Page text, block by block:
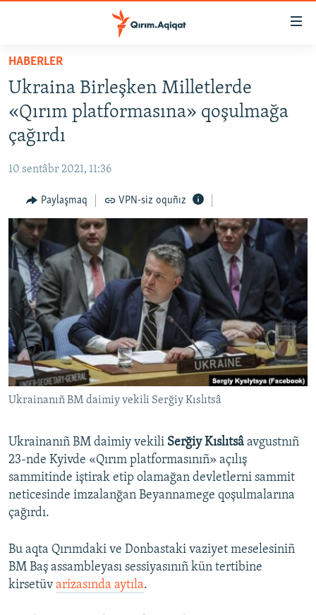
Esas
qaytmaq
Baş
navigatsiyağa
qaytmaq
Qıdıruvğa
HABERLER
İQTİSADİYAT
MEDENİYET
İNSAN AQLARI
VİDEO
SÜRET
BLOGLAR
FİKİR
Русский
Українською
QOŞULIÑIZ!
RFE/RS bütün saytları
HABERLER
Ukraina Birleşken Milletlerde
«Qırım platformasına» qoşulmağa
çağırdı
10 sentâbr 2021, 11:36
Paylaşmaq VPN-siz oquñız
Ukrainanıñ BM daimiy vekili Serğiy Kıslıtsâ
Ukrainanıñ BM daimiy vekili Serğiy Kıslıtsâ avgustnıñ
23-nde Kyivde «Qırım platformasınıñ» açılış
sammitinde iştirak etip olamağan devletlerni sammit
neticesinde imzalanğan Beyannamege qoşulmalarına
çağırdı.
Bu aqta Qırımdaki ve Donbastaki vaziyet meselesiniñ
BM Baş assambleyası sessiyasınıñ kün tertibine
kirsetüv arizasında aytıla.